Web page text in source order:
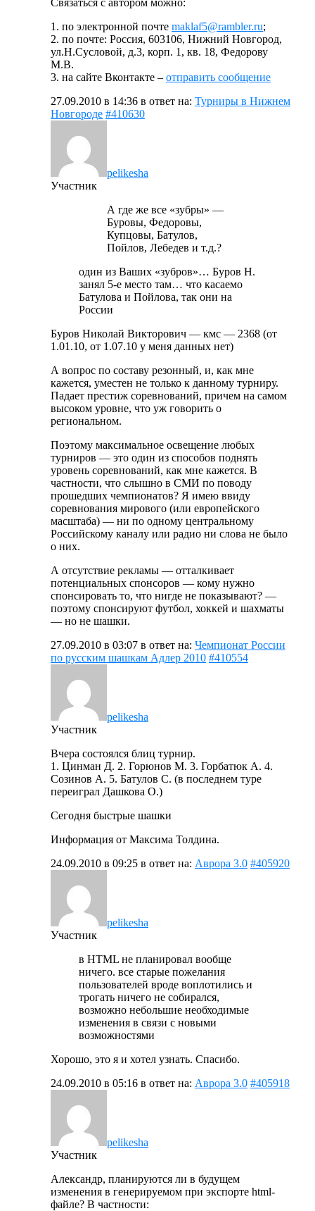
1. по электронной почте maklaf5@rambler.ru;
2. по почте: Россия, 603106, Нижний Новгород,
ул.Н.Сусловой, д.3, корп. 1, кв. 18, Федорову
М.В.
3. на сайте Вконтакте – отправить сообщение
27.09.2010 в 14:36 в ответ на: Турниры в Нижнем
Новгороде #410630
pelikesha
Участник
А где же все «зубры» —
Буровы, Федоровы,
Купцовы, Батулов,
Пойлов, Лебедев и т.д.?
один из Ваших «зубров»… Буров Н.
занял 5-е место там… что касаемо
Батулова и Пойлова, так они на
России
Буров Николай Викторович — кмс — 2368 (от
1.01.10, от 1.07.10 у меня данных нет)
А вопрос по составу резонный, и, как мне
кажется, уместен не только к данному турниру.
Падает престиж соревнований, причем на самом
высоком уровне, что уж говорить о
региональном.
Поэтому максимальное освещение любых
турниров — это один из способов поднять
уровень соревнований, как мне кажется. В
частности, что слышно в СМИ по поводу
прошедших чемпионатов? Я имею ввиду
соревнования мирового (или европейского
масштаба) — ни по одному центральному
Российскому каналу или радио ни слова не было
о них.
А отсутствие рекламы — отталкивает
потенциальных спонсоров — кому нужно
спонсировать то, что нигде не показывают? —
поэтому спонсируют футбол, хоккей и шахматы
— но не шашки.
27.09.2010 в 03:07 в ответ на: Чемпионат России
по русским шашкам Адлер 2010 #410554
pelikesha
Участник
Вчера состоялся блиц турнир.
1. Цинман Д. 2. Горюнов М. 3. Горбатюк А. 4.
Созинов А. 5. Батулов С. (в последнем туре
переиграл Дашкова О.)
Сегодня быстрые шашки
Информация от Максима Толдина.
24.09.2010 в 09:25 в ответ на: Аврора 3.0 #405920
pelikesha
Участник
в HTML не планировал вообще
ничего. все старые пожелания
пользователей вроде воплотились и
трогать ничего не собирался,
возможно небольшие необходимые
изменения в связи с новыми
возможностями
Хорошо, это я и хотел узнать. Спасибо.
24.09.2010 в 05:16 в ответ на: Аврора 3.0 #405918
pelikesha
Участник
Александр, планируются ли в будущем
изменения в генерируемом при экспорте html-
файле? В частности: